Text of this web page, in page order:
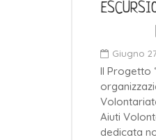
Giugno
Il Progetto
Aiuti
dedicata